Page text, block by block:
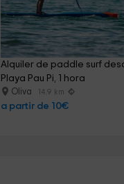
Alquiler de paddle surf
Playa Pau Pi, 1 hora
Oliva 14.9 km
a partir de 10€